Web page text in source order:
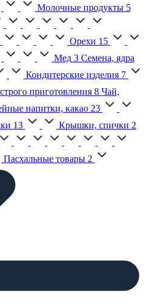
Молочные продукты 5
Орехи 15
Мед 3 Семена, ядра
Кондитерские изделия 7
приготовления 8 Чай,
напитки, какао 23
13 Крышки, спички 2
Пасхальные товары 2